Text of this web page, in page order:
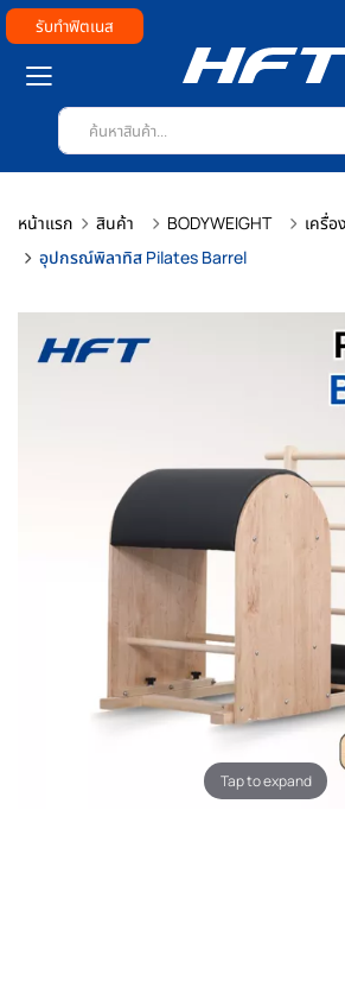
รับทำฟิตเนส
หน้าแรก สินค้า BODYWEIGHT
เครื่
อุปกรณ์พิลาทิส Pilates Barrel
Tap to expand